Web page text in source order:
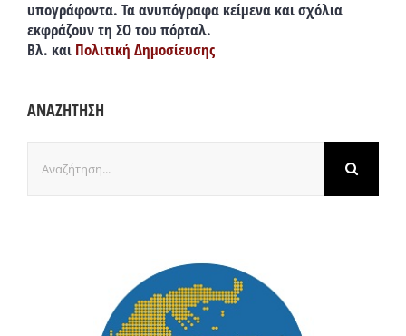
υπογράφοντα. Τα ανυπόγραφα κείμενα και σχόλια
εκφράζουν τη ΣΟ του πόρταλ.
Βλ. και Πολιτική Δημοσίευσης
ΑΝΑΖΗΤΗΣΗ
για: